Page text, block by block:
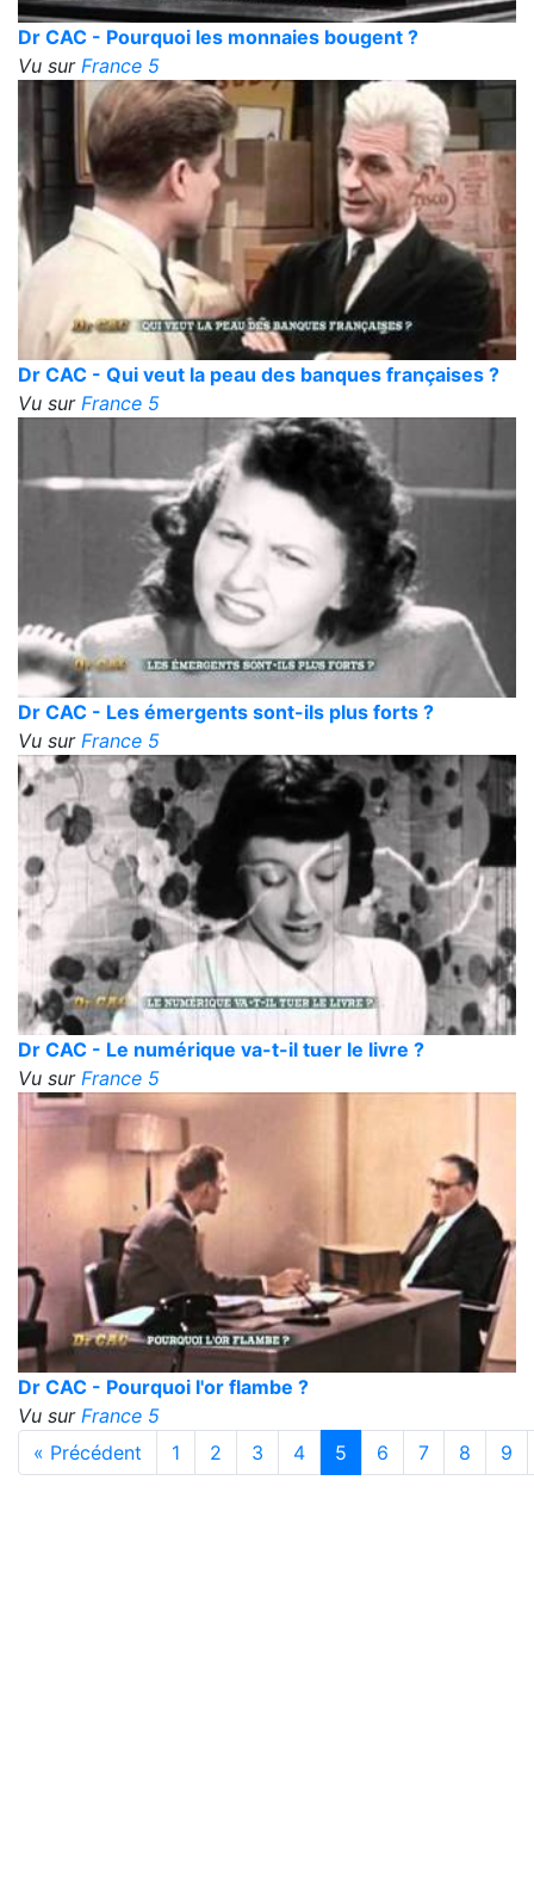
Dr CAC - Pourquoi les monnaies bougent ?
Vu sur France 5
Dr CAC - Qui veut la peau des banques françaises ?
Vu sur France 5
Dr CAC - Les émergents sont-ils plus forts ?
Vu sur France 5
Dr CAC - Le numérique va-t-il tuer le livre ?
Vu sur France 5
Dr CAC - Pourquoi l'or flambe ?
Vu sur France 5
« Précédent
1 2 3 4 5 6 7 8 9